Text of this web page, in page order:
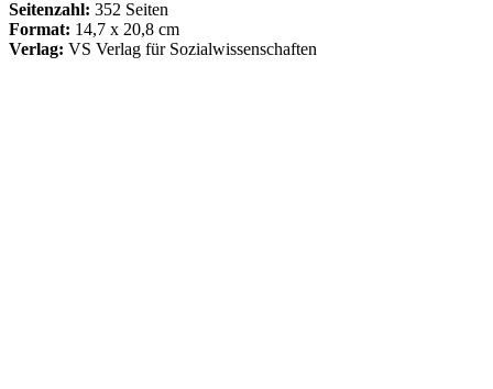
Seitenzahl: 352 Seiten
Format: 14,7 x 20,8 cm
Verlag: VS Verlag für Sozialwissenschaften